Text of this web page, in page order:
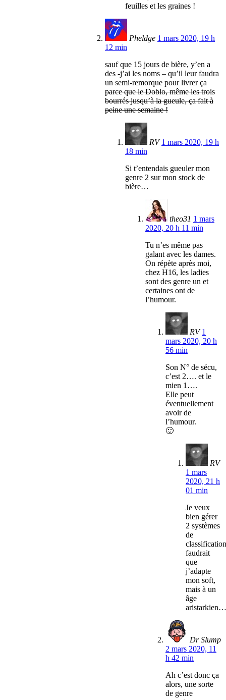
feuilles et les graines !
Pheldge 1 mars 2020, 19 h
12 min
sauf que 15 jours de bière, y’en a
des -j’ai les noms – qu’il leur faudra
un semi-remorque pour livrer ça
parce que le Doblo, même les trois
bourrés jusqu’à la gueule, ça fait à
peine une semaine !
RV 1 mars 2020, 19 h
18 min
Si t’entendais gueuler mon
genre 2 sur mon stock de
bière…
theo31 1 mars
2020, 20 h 11 min
Tu n’es même pas
galant avec les dames.
On répète après moi,
chez H16, les ladies
sont des genre un et
certaines ont de
l’humour.
RV 1
mars 2020, 20 h
56 min
Son N° de sécu,
c’est 2…. et le
mien 1….
Elle peut
éventuellement
avoir de
l’humour.
🙂
RV
1 mars
2020, 21 h
01 min
Je veux
bien gérer
2 systèmes
de
faudrait
que
j’adapte
mon soft,
mais à un
âge
aristarkien…
Dr Slump
2 mars 2020, 11
h 42 min
Ah c’est donc ça
alors, une sorte
de genre